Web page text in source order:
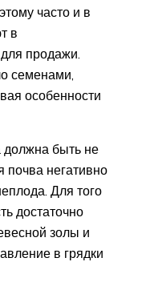
часто и в
в
продажи.
семенами,
особенности
должна быть не
негативно
Для того
достаточно
золы и
в грядки